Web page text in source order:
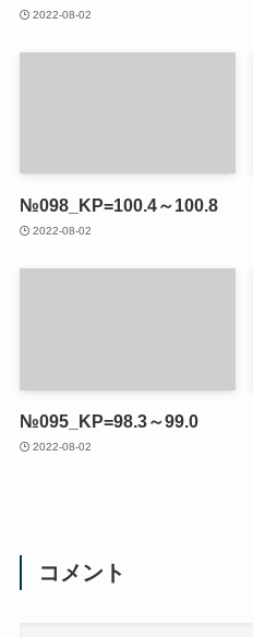
2022-08-02
№098_KP=100.4～100.8
2022-08-02
№095_KP=98.3～99.0
2022-08-02
コメント